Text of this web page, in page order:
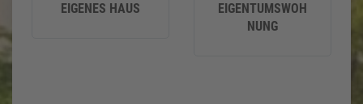
EIGENES HAUS
EIGENTUMSWOH
NUNG